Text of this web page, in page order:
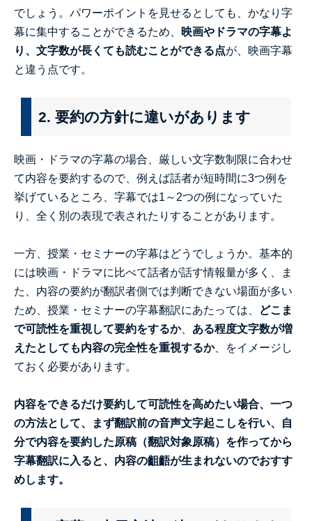
でしょう。パワーポイントを見せるとしても、かなり字
幕に集中することができるため、
映画やドラマの字幕よ
り、文字数が長くても読むことができる点が、映画字幕
と違う点です。
2. 要約の方針に違いがあります
映画・ドラマの字幕の場合、厳しい文字数制限に合わせ
て内容を要約するので、例えば話者が短時間に3つ例を
挙げているところ、字幕では1～2つの例になっていた
り、全く別の表現で表されたりすることがあります。
一方、授業・セミナーの字幕はどうでしょうか。基本的
には映画・ドラマに比べて話者が話す情報量が多く、ま
た、内容の要約が翻訳者側では判断できない場面が多い
ため、授業・セミナーの字幕翻訳にあたっては、
どこま
で可読性を重視して要約をするか、 ある程度文字数が増
えたとしても内容の完全性を重視するか、をイメージし
ておく必要があります。
内容をできるだけ要約して可読性を高めたい場合、一つ
の方法として、まず翻訳前の音声文字起こしを行い、自
分で内容を要約した原稿（翻訳対象原稿）を作ってから
字幕翻訳に入ると、内容の齟齬が生まれないのでおすす
めします。